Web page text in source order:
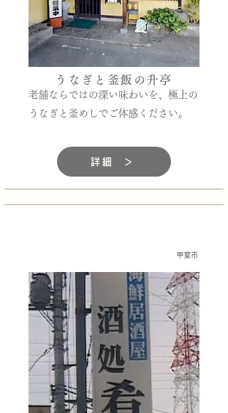
うなぎと釜飯の升亭
老舗ならではの深い味わいを、極上の
うなぎと釜めしでご体感ください。
詳細 ＞
甲斐市